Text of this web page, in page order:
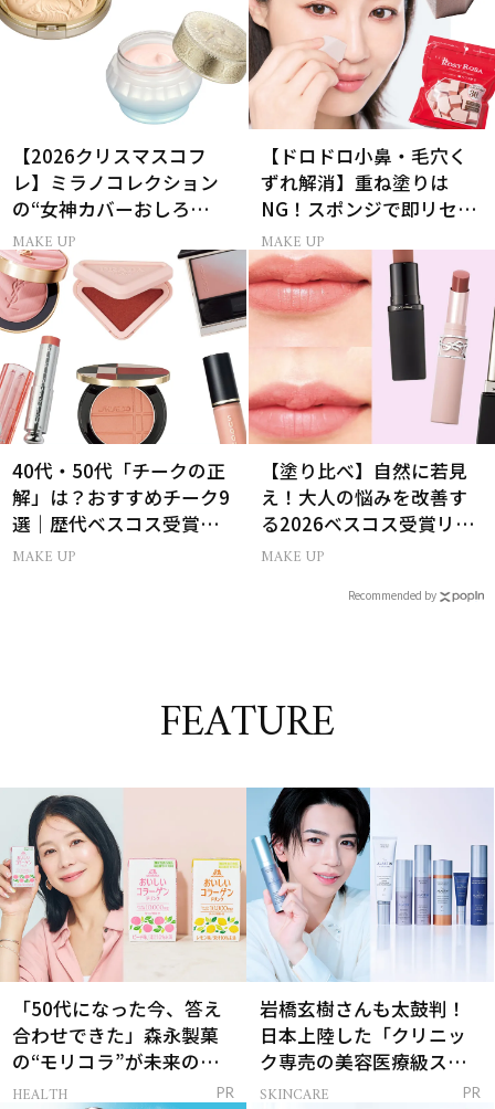
【2026クリスマスコフ
レ】ミラノコレクション
の“女神カバーおしろ
い”で主役に！
MAKE UP
【ドロドロ小鼻・毛穴く
ずれ解消】重ね塗りは
NG！スポンジで即リセッ
トするプロ技
MAKE UP
40代・50代「チークの正
解」は？おすすめチーク9
選｜歴代ベスコス受賞ま
とめ＆正しい使い方
MAKE UP
【塗り比べ】自然に若見
え！大人の悩みを改善す
る2026ベスコス受賞リッ
プTOP3
MAKE UP
Recommended by
FEATURE
「50代になった今、答え
合わせできた」森永製菓
の“モリコラ”が未来のキ
レイを連れてくる！
HEALTH PR
岩橋玄樹さんも太鼓判！
日本上陸した「クリニッ
ク専売の美容医療級スキ
ンケア」
SKINCARE PR